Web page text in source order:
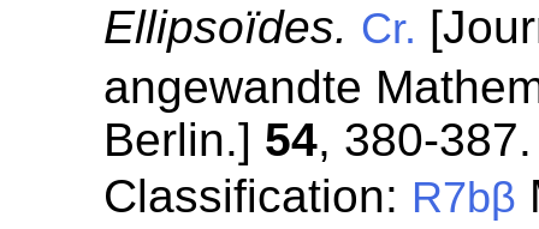
Ellipsoïdes. Cr.
angewandte
Berlin.] 54, 380-387.
Classification: R7bβ